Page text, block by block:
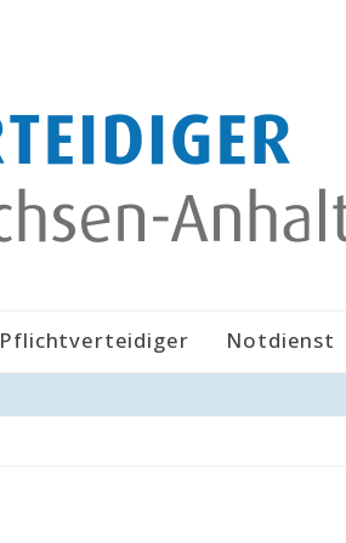
Pflichtverteidiger Notdienst